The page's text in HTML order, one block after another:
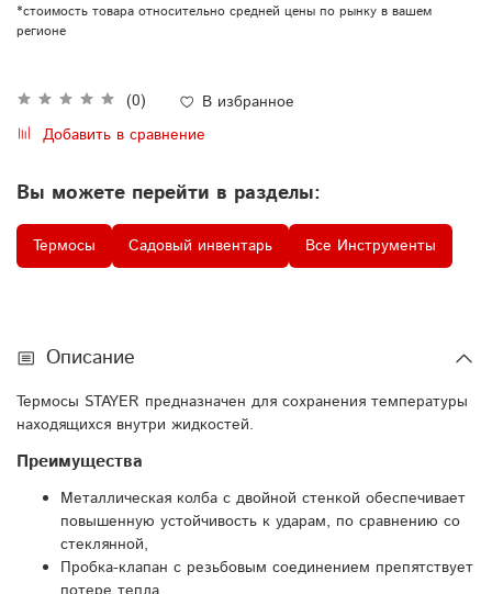
(0)
В избранное
Добавить в сравнение
*стоимость товара относительно средней цены по рынку в вашем
регионе
Вы можете перейти в разделы:
Термосы Садовый инвентарь Все Инструменты
Описание
Термосы STAYER предназначен для сохранения температуры
находящихся внутри жидкостей.
Преимущества
Металлическая колба с двойной стенкой обеспечивает
повышенную устойчивость к ударам, по сравнению со
стеклянной,
Пробка-клапан с резьбовым соединением препятствует